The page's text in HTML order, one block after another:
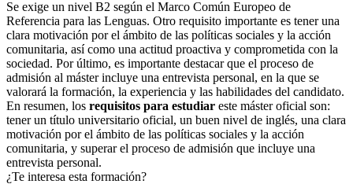
Se exige un nivel B2 según el Marco Común Europeo de
Referencia para las Lenguas. Otro requisito importante es tener una
clara motivación por el ámbito de las políticas sociales y la acción
comunitaria, así como una actitud proactiva y comprometida con la
sociedad. Por último, es importante destacar que el proceso de
admisión al máster incluye una entrevista personal, en la que se
valorará la formación, la experiencia y las habilidades del candidato.
En resumen, los requisitos para estudiar este máster oficial son:
tener un título universitario oficial, un buen nivel de inglés, una clara
motivación por el ámbito de las políticas sociales y la acción
comunitaria, y superar el proceso de admisión que incluye una
entrevista personal.
¿Te interesa esta formación?